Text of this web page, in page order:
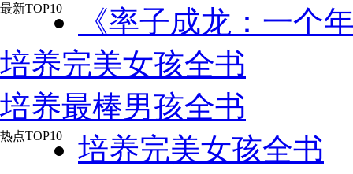
最新TOP10
《率子成龙：一个
培养完美女孩全书
培养最棒男孩全书
热点TOP10
培养完美女孩全书